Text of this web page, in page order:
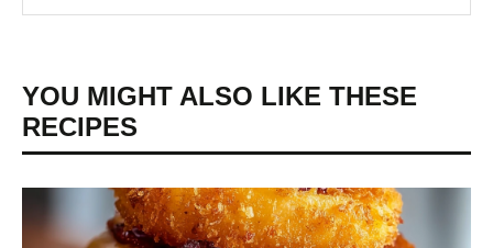
YOU MIGHT ALSO LIKE THESE
RECIPES